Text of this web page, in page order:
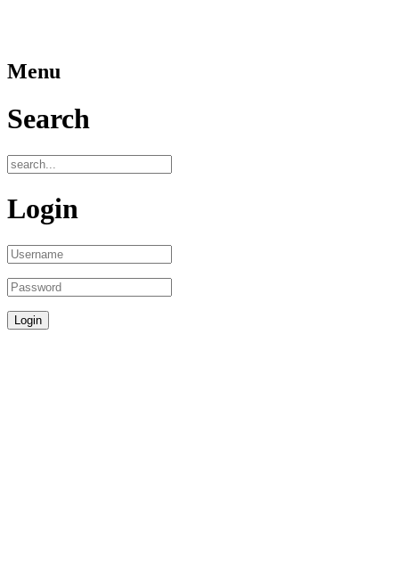
Menu
Search
Login